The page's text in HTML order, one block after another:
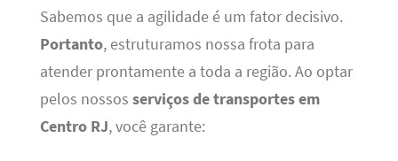
Sabemos que a agilidade é um fator decisivo.
Portanto, estruturamos nossa frota para
atender prontamente a toda a região. Ao optar
pelos nossos serviços de transportes em
Centro RJ, você garante: